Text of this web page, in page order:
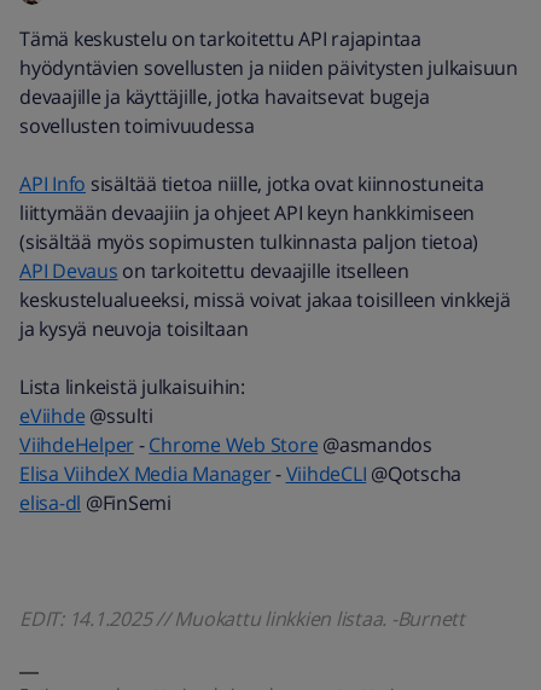
Tämä keskustelu on tarkoitettu API rajapintaa
hyödyntävien sovellusten ja niiden päivitysten julkaisuun
devaajille ja käyttäjille, jotka havaitsevat bugeja
sovellusten toimivuudessa
API Info sisältää tietoa niille, jotka ovat kiinnostuneita
liittymään devaajiin ja ohjeet API keyn hankkimiseen
(sisältää myös sopimusten tulkinnasta paljon tietoa)
API Devaus on tarkoitettu devaajille itselleen
keskustelualueeksi, missä voivat jakaa toisilleen vinkkejä
ja kysyä neuvoja toisiltaan
Lista linkeistä julkaisuihin:
eViihde @ssulti
ViihdeHelper -Chrome Web Store @asmandos
Elisa ViihdeX Media Manager-ViihdeCLI @Qotscha
elisa-dl @FinSemi
EDIT: 14.1.2025 // Muokattu linkkien listaa. -Burnett